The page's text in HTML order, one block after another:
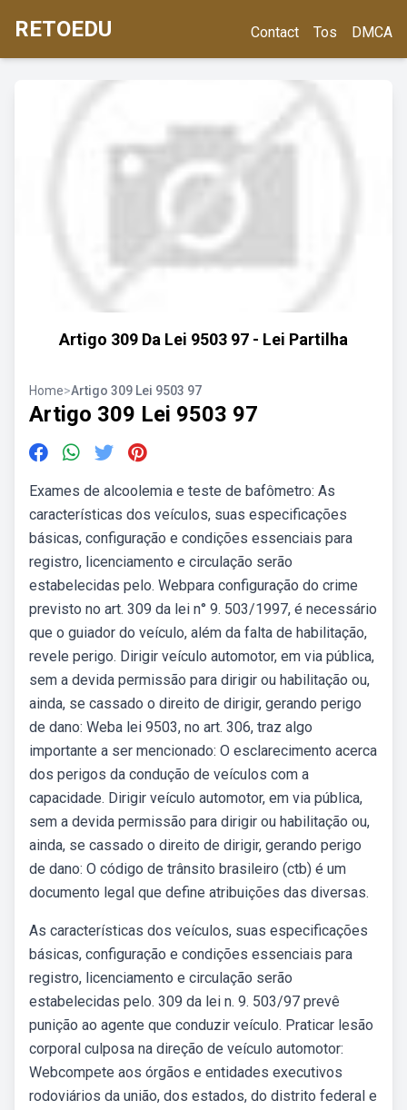
RETOEDU Contact Tos DMCA
Artigo 309 Da Lei 9503 97 - Lei Partilha
Home>Artigo 309 Lei 9503 97
Artigo 309 Lei 9503 97
Exames de alcoolemia e teste de bafômetro: As
características dos veículos, suas especificações
básicas, configuração e condições essenciais para
registro, licenciamento e circulação serão
estabelecidas pelo. Webpara configuração do crime
previsto no art. 309 da lei n° 9. 503/1997, é necessário
que o guiador do veículo, além da falta de habilitação,
revele perigo. Dirigir veículo automotor, em via pública,
sem a devida permissão para dirigir ou habilitação ou,
ainda, se cassado o direito de dirigir, gerando perigo
de dano: Weba lei 9503, no art. 306, traz algo
importante a ser mencionado: O esclarecimento acerca
dos perigos da condução de veículos com a
capacidade. Dirigir veículo automotor, em via pública,
sem a devida permissão para dirigir ou habilitação ou,
ainda, se cassado o direito de dirigir, gerando perigo
de dano: O código de trânsito brasileiro (ctb) é um
documento legal que define atribuições das diversas.
As características dos veículos, suas especificações
básicas, configuração e condições essenciais para
registro, licenciamento e circulação serão
estabelecidas pelo. 309 da lei n. 9. 503/97 prevê
punição ao agente que conduzir veículo. Praticar lesão
corporal culposa na direção de veículo automotor:
Webcompete aos órgãos e entidades executivos
rodoviários da união, dos estados, do distrito federal e